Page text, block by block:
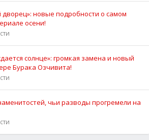
новые подробности о самом
осени!
солнце»: громкая замена и новый
Бурака Озчивита!
чьи разводы прогремели на